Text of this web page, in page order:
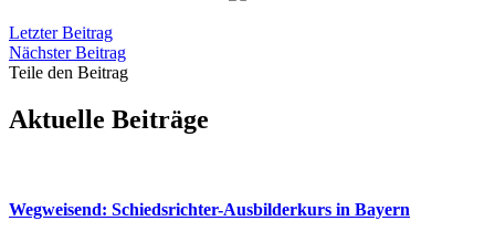
Letzter Beitrag
Nächster Beitrag
Teile den Beitrag
Aktuelle Beiträge
Wegweisend: Schiedsrichter-Ausbilderkurs in Bayern